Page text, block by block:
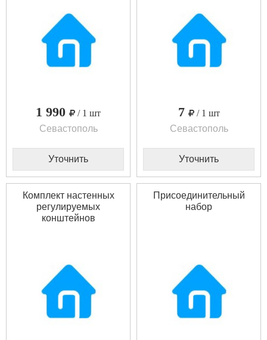
1 990
/ 1 шт
Севастополь
Уточнить
7
/ 1 шт
Севастополь
Уточнить
Комплект настенных
регулируемых
конштейнов
Присоединительный
набор